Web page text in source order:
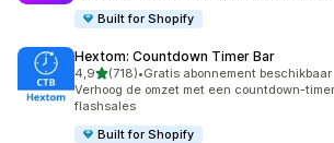
Built for Shopify
Hextom: Countdown Timer Bar
4,9van 5 sterren
(718)
718 recensies in totaal
•Gratis abonnement beschikbaar
Verhoog de omzet met een countdown-
flashsales
Built for Shopify